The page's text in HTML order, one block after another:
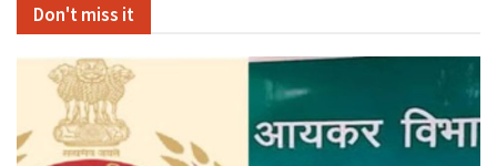
Don't miss it